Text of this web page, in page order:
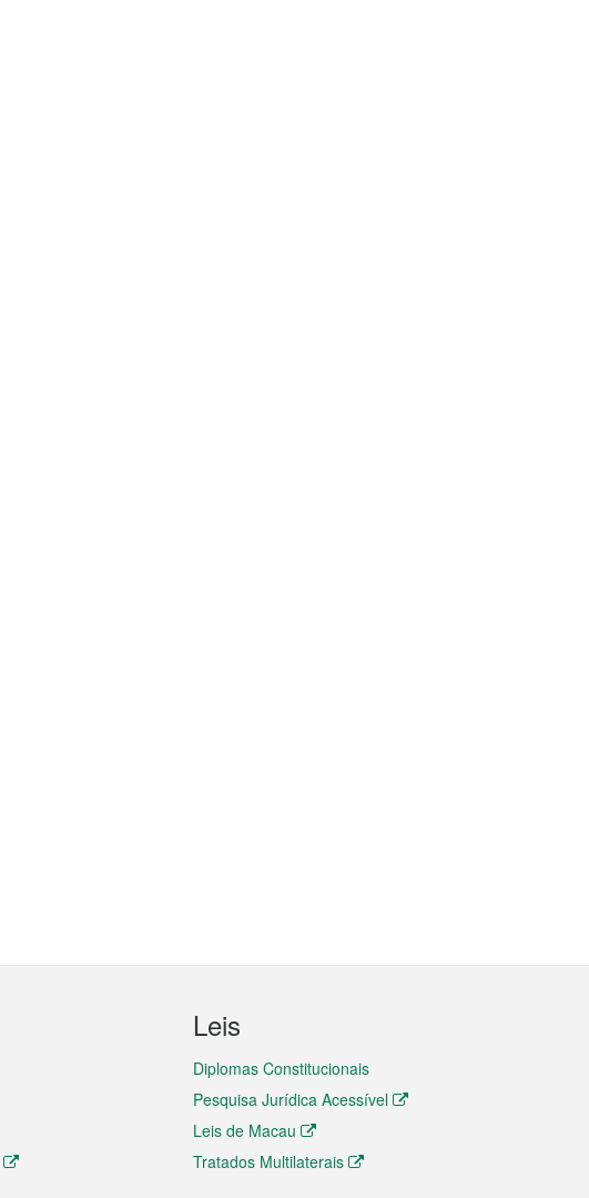
Leis
Diplomas Constitucionais
Pesquisa Jurídica Acessível
Leis de Macau
Tratados Multilaterais